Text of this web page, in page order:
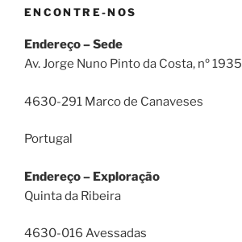
ENCONTRE-NOS
Endereço – Sede
Av. Jorge Nuno Pinto da Costa, nº 1935
4630-291 Marco de Canaveses
Portugal
Endereço – Exploração
Quinta da Ribeira
4630-016 Avessadas